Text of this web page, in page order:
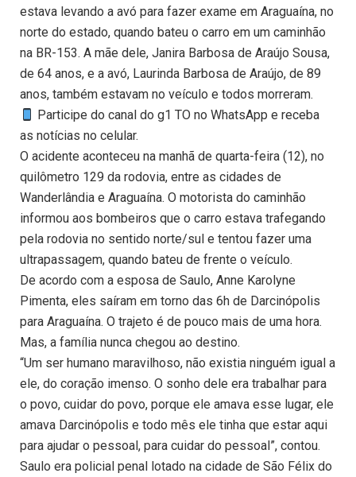
estava levando a avó para fazer exame em Araguaína, no
norte do estado, quando bateu o carro em um caminhão
na BR-153. A mãe dele, Janira Barbosa de Araújo Sousa,
de 64 anos, e a avó, Laurinda Barbosa de Araújo, de 89
anos, também estavam no veículo e todos morreram.
Participe do canal do g1 TO no WhatsApp e receba
as notícias no celular.
O acidente aconteceu na manhã de quarta-feira (12), no
quilômetro 129 da rodovia, entre as cidades de
Wanderlândia e Araguaína. O motorista do caminhão
informou aos bombeiros que o carro estava trafegando
pela rodovia no sentido norte/sul e tentou fazer uma
ultrapassagem, quando bateu de frente o veículo.
De acordo com a esposa de Saulo, Anne Karolyne
Pimenta, eles saíram em torno das 6h de Darcinópolis
para Araguaína. O trajeto é de pouco mais de uma hora.
Mas, a família nunca chegou ao destino.
“Um ser humano maravilhoso, não existia ninguém igual a
ele, do coração imenso. O sonho dele era trabalhar para
o povo, cuidar do povo, porque ele amava esse lugar, ele
amava Darcinópolis e todo mês ele tinha que estar aqui
para ajudar o pessoal, para cuidar do pessoal”, contou.
Saulo era policial penal lotado na cidade de São Félix do